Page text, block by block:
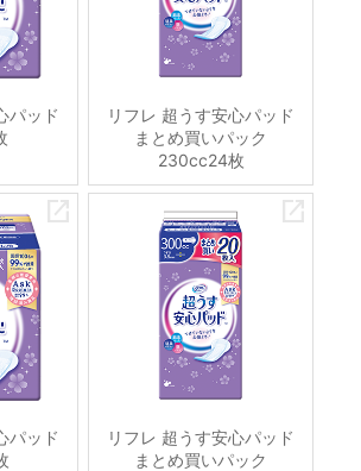
パッド
リフレ 超うす安心パッド
まとめ買いパック
230cc24枚
パッド
リフレ 超うす安心パッド
まとめ買いパック